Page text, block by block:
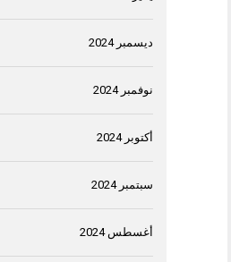
ديسمبر 2024
نوفمبر 2024
أكتوبر 2024
سبتمبر 2024
أغسطس 2024